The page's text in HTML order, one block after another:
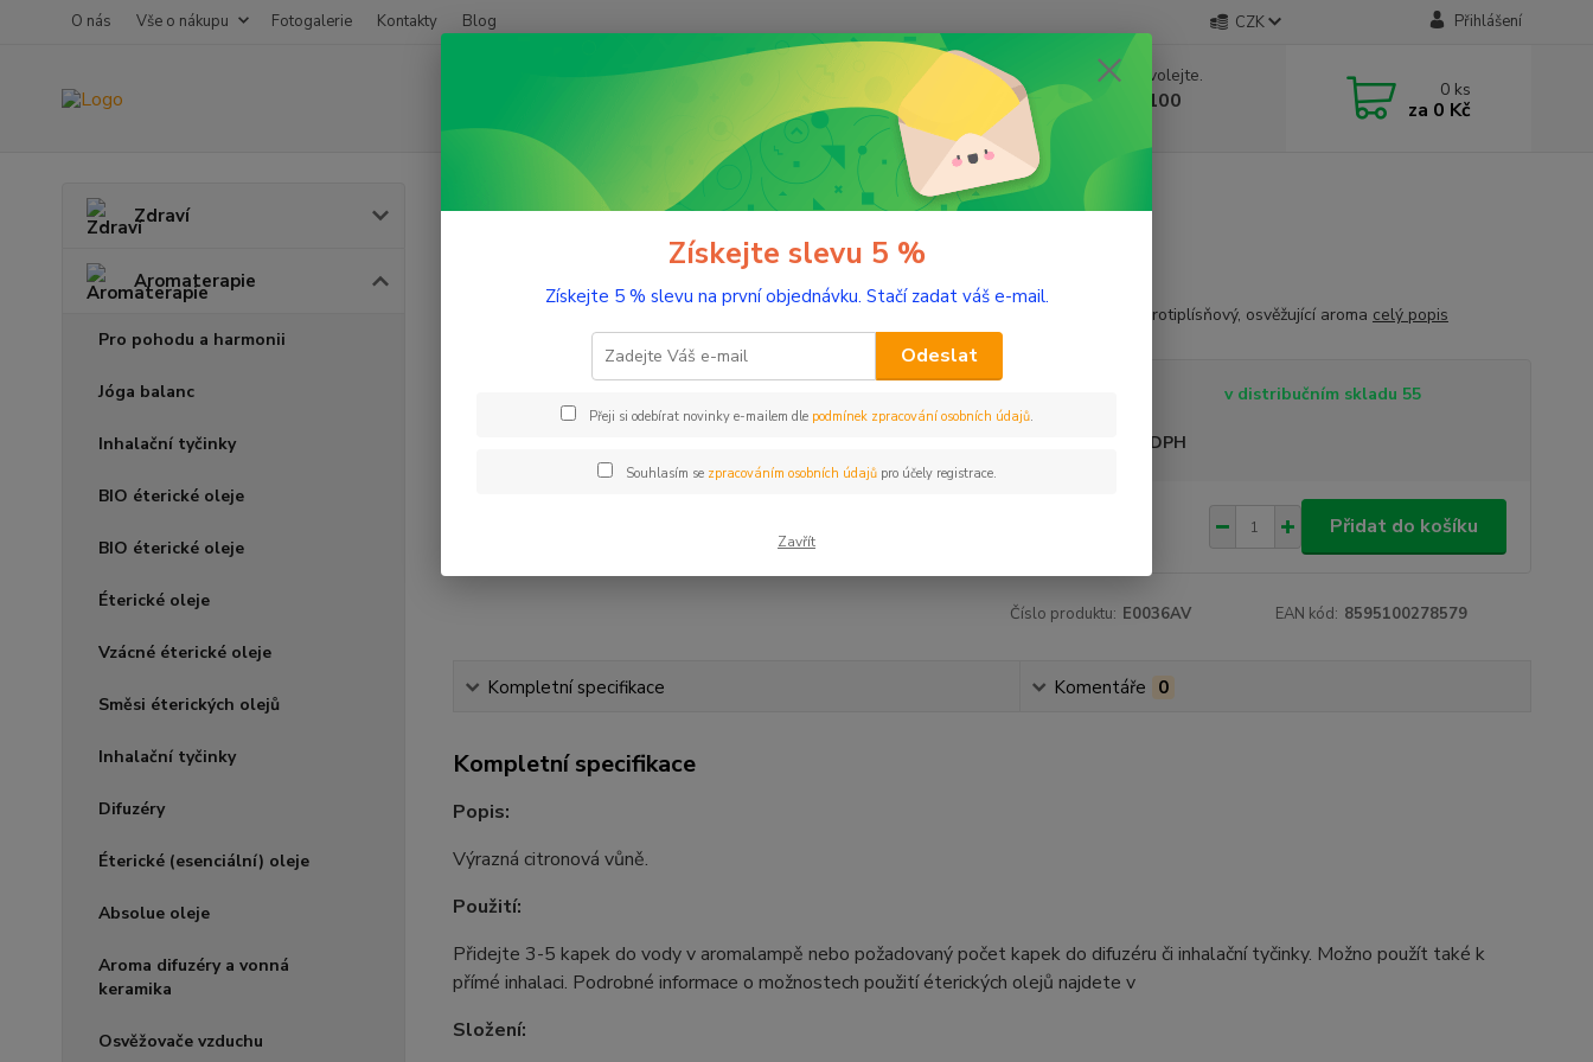
O nás Vše o nákupu Fotogalerie Kontakty Blog CZK Přihlášení
Nevíte si rady? Zavolejte.
+420 603 332 100
(Po-Pá, 10-17 hod.)
0 ks
za 0 Kč
Zdraví
Aromaterapie
Pro pohodu a harmonii
Jóga balanc
Inhalační tyčinky
BIO éterické oleje
BIO éterické oleje
Éterické oleje
Vzácné éterické oleje
Směsi éterických olejů
Inhalační tyčinky
Difuzéry
Éterické (esenciální) oleje
Absolue oleje
Aroma difuzéry a vonná
keramika
Osvěžovače vzduchu
Aromaterapie Testery éterických olejů Lemongras 2 ml tester sklo
Lemongras 2 ml tester sklo
Protibakteriální a protiplísňový, osvěžující aroma celý popis
v distribučním skladu 55
Nejsme plátci DPH
Přidat do košíku
Číslo produktu: E0036AV EAN kód: 8595100278579
Kompletní specifikace Komentáře 0
Kompletní specifikace
Popis:
Výrazná citronová vůně.
Použití:
Přidejte 3-5 kapek do vody v aromalampě nebo požadovaný počet kapek do difuzéru či inhalační tyčinky. Možno použít také k
přímé inhalaci. Podrobné informace o možnostech použití éterických olejů najdete v
Složení:
Získejte slevu 5 %
Získejte 5 % slevu na první objednávku. Stačí zadat váš e-mail.
Odeslat
Přeji si odebírat novinky e-mailem dle podmínek zpracování osobních údajů.
Souhlasím se zpracováním osobních údajůpro účely registrace.
Zavřít